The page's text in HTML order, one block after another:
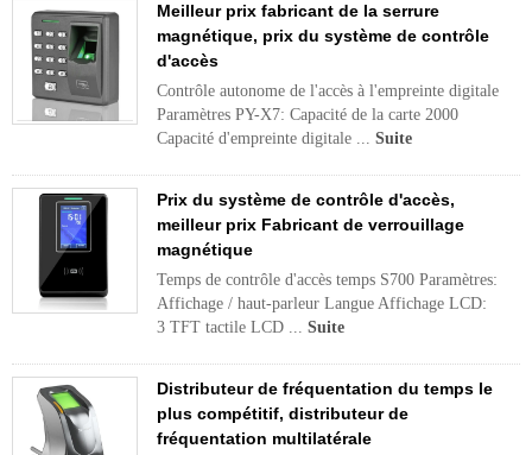
Meilleur prix fabricant de la serrure
magnétique, prix du système de contrôle
d'accès
Contrôle autonome de l'accès à l'empreinte digitale
Paramètres PY-X7: Capacité de la carte 2000
Capacité d'empreinte digitale ... Suite
Prix ​​du système de contrôle d'accès,
meilleur prix Fabricant de verrouillage
magnétique
Temps de contrôle d'accès temps S700 Paramètres:
Affichage / haut-parleur Langue Affichage LCD:
3 TFT tactile LCD ... Suite
Distributeur de fréquentation du temps le
plus compétitif, distributeur de
fréquentation multilatérale